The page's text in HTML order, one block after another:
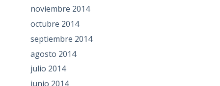
noviembre 2014
octubre 2014
septiembre 2014
agosto 2014
julio 2014
junio 2014